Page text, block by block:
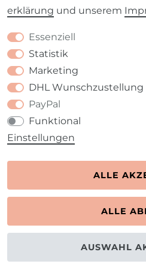
erklärung und unserem
Essenziell
Statistik
Marketing
DHL Wunschzustellung
PayPal
Funktional
Einstellungen
ALLE
ALLE
AUSWAHL